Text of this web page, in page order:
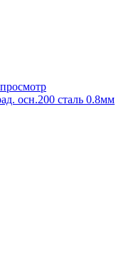
осн.200 сталь 0.8мм